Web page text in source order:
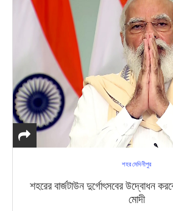
শহর মেদিনীপুর
শহরের বার্জটাউন দুর্গোৎসবের উদ্বোধন
মোদী